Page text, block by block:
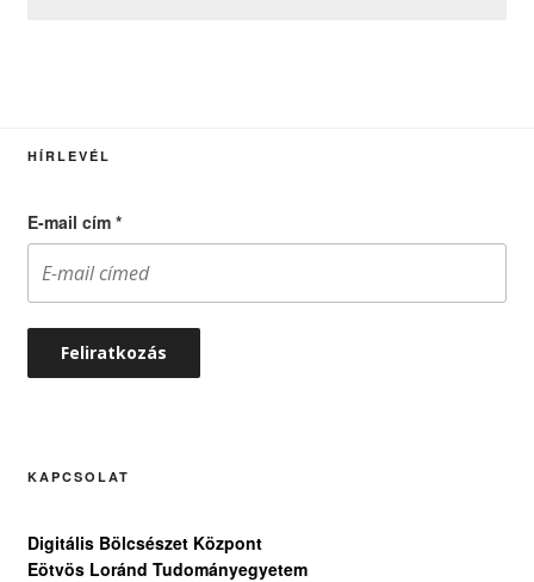
HÍRLEVÉL
E-mail cím *
KAPCSOLAT
Digitális Bölcsészet Központ
Eötvös Loránd Tudományegyetem